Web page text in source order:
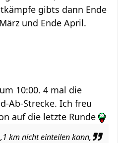
gibts dann Ende
und Ende April.
10:00. 4 mal die
Ab-Strecke. Ich freu
auf die letzte Runde
km nicht einteilen kann,